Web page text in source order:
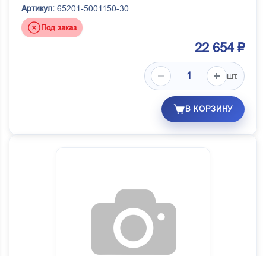
Артикул: 65201-5001150-30
Под заказ
22 654 ₽
шт.
В КОРЗИНУ